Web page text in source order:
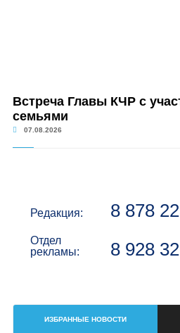
Встреча Главы КЧР с
семьями
07.08.2026
Редакция: 8 878
Отдел
рекламы:
8 928
ИЗБРАННЫЕ НОВОСТИ